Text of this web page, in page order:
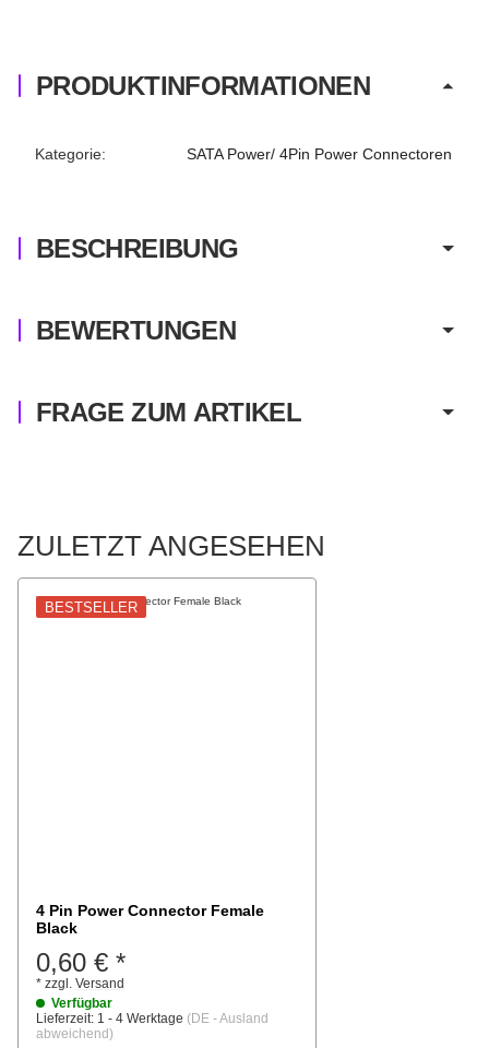
PRODUKTINFORMATIONEN
Produkteigenschaft
Wert
Kategorie: SATA Power/ 4Pin Power Connectoren
BESCHREIBUNG
BEWERTUNGEN
FRAGE ZUM ARTIKEL
ZULETZT ANGESEHEN
BESTSELLER
4 Pin Power Connector Female
Black
0,60 € *
* zzgl. Versand
Verfügbar
Lieferzeit: 1 - 4 Werktage (DE - Ausland
abweichend)